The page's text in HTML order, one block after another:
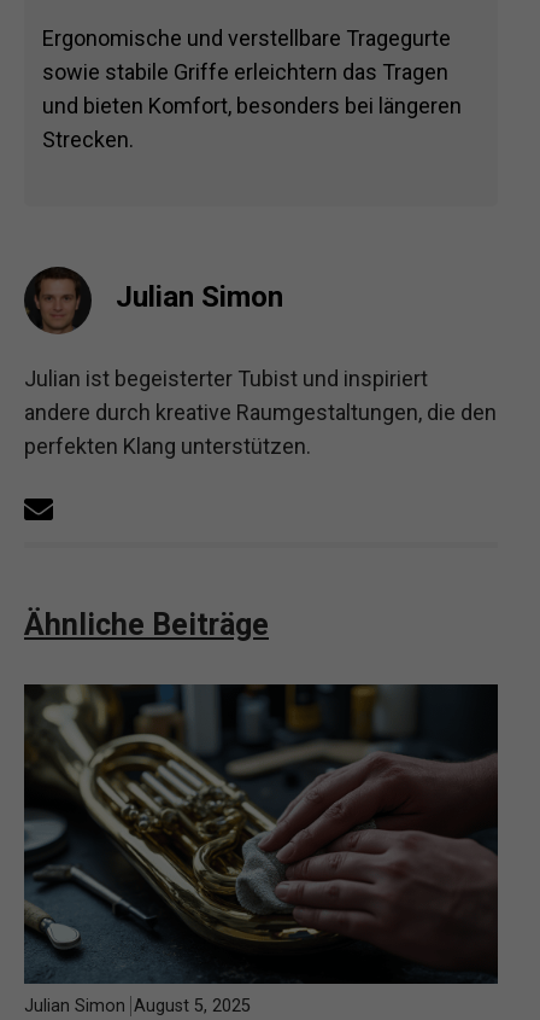
Ergonomische und verstellbare Tragegurte
sowie stabile Griffe erleichtern das Tragen
und bieten Komfort, besonders bei längeren
Strecken.
Julian Simon
Julian ist begeisterter Tubist und inspiriert
andere durch kreative Raumgestaltungen, die den
perfekten Klang unterstützen.
Ähnliche Beiträge
Julian Simon August 5, 2025